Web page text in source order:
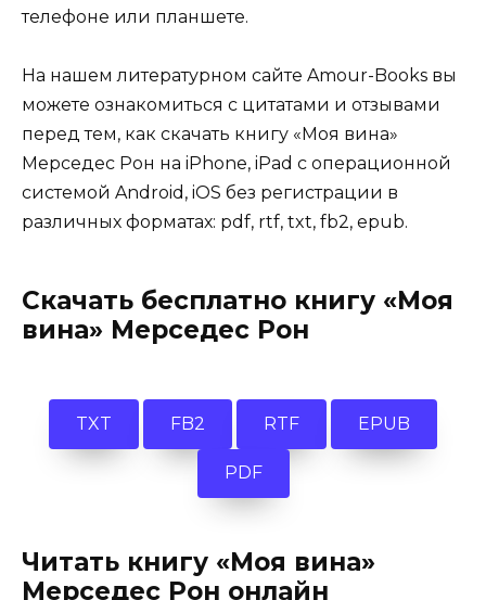
телефоне или планшете.
На нашем литературном сайте Amour-Books вы
можете ознакомиться с цитатами и отзывами
перед тем, как скачать книгу «Моя вина»
Мерседес Рон на iPhone, iPad с операционной
системой Android, iOS без регистрации в
различных форматах: pdf, rtf, txt, fb2, epub.
Скачать бесплатно книгу «Моя
вина» Мерседес Рон
TXT FB2 RTF EPUB
PDF
Читать книгу «Моя вина»
Мерседес Рон онлайн